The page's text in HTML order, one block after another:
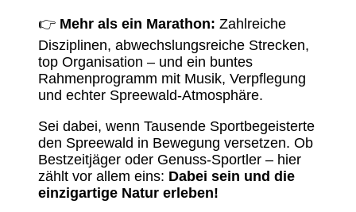
👉 Mehr als ein Marathon: Zahlreiche
Disziplinen, abwechslungsreiche Strecken,
top Organisation – und ein buntes
Rahmenprogramm mit Musik, Verpflegung
und echter Spreewald-Atmosphäre.
Sei dabei, wenn Tausende Sportbegeisterte
den Spreewald in Bewegung versetzen. Ob
Bestzeitjäger oder Genuss-Sportler – hier
zählt vor allem eins: Dabei sein und die
einzigartige Natur erleben!